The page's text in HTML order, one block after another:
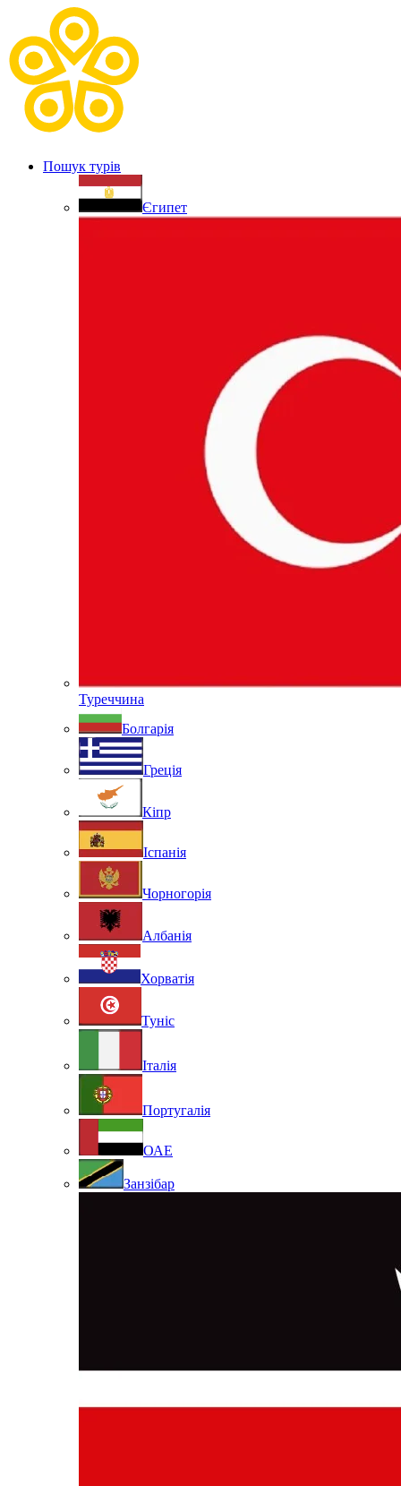
Пошук турів
Єгипет
Туреччина
Болгарія
Греція
Кіпр
Іспанія
Чорногорія
Албанія
Хорватія
Туніс
Італія
Португалія
ОАЕ
Занзібар